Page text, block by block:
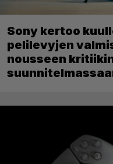
Sony kertoo
pelilevyjen
nousseen